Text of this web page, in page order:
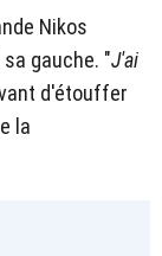
Nikos
gauche. "J'ai
d'étouffer
la